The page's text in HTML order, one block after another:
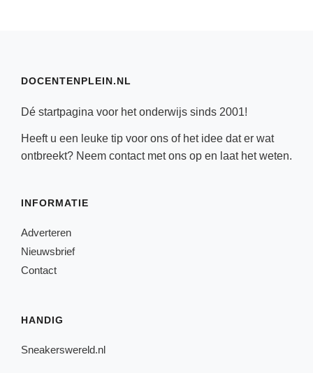
DOCENTENPLEIN.NL
Dé startpagina voor het onderwijs sinds 2001!
Heeft u een leuke tip voor ons of het idee dat er wat
ontbreekt? Neem contactmet ons op en laat het weten.
INFORMATIE
Adverteren
Nieuwsbrief
Contact
HANDIG
Sneakerswereld.nl